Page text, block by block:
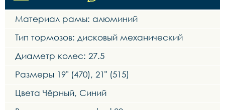
Материал рамы: алюминий
Тип тормозов: дисковый механический
Диаметр колес: 27.5
Размеры 19" (470), 21" (515)
Цвета Чёрный, Синий